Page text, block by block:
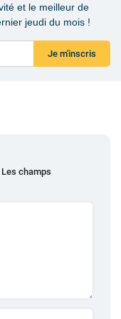
et le meilleur de
jeudi du mois !
Je m'inscris
Les champs